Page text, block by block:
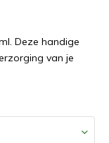
Deze handige
van je